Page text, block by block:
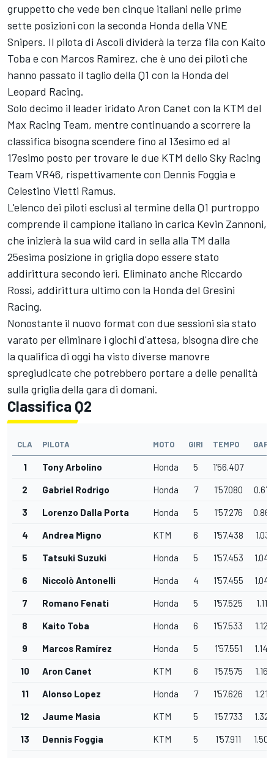
gruppetto che vede ben cinque italiani nelle prime
sette posizioni con la seconda Honda della VNE
Snipers. Il pilota di Ascoli dividerà la terza fila con Kaito
Toba e con Marcos Ramirez, che è uno dei piloti che
hanno passato il taglio della Q1 con la Honda del
Leopard Racing.
Solo decimo il leader iridato Aron Canet con la KTM del
Max Racing Team, mentre continuando a scorrere la
classifica bisogna scendere fino al 13esimo ed al
17esimo posto per trovare le due KTM dello Sky Racing
Team VR46, rispettivamente con Dennis Foggia e
Celestino Vietti Ramus.
L'elenco dei piloti esclusi al termine della Q1 purtroppo
comprende il campione italiano in carica Kevin Zannoni,
che inizierà la sua wild card in sella alla TM dalla
25esima posizione in griglia dopo essere stato
addirittura secondo ieri. Eliminato anche Riccardo
Rossi, addirittura ultimo con la Honda del Gresini
Racing.
Nonostante il nuovo format con due sessioni sia stato
varato per eliminare i giochi d'attesa, bisogna dire che
la qualifica di oggi ha visto diverse manovre
spregiudicate che potrebbero portare a delle penalità
sulla griglia della gara di domani.
Classifica Q2
CLA PILOTA MOTO GIRI TEMPO GAP
1 Tony Arbolino Honda 5 1'56.407
2 Gabriel Rodrigo Honda 7 1'57.080 0.673
3 Lorenzo Dalla Porta Honda 5 1'57.276 0.869
4 Andrea Migno KTM 6 1'57.438 1.031
5 Tatsuki Suzuki Honda 5 1'57.453 1.046
6 Niccolò Antonelli Honda 4 1'57.455 1.048
7 Romano Fenati Honda 5 1'57.525 1.118
8 Kaito Toba Honda 6 1'57.533 1.126
9 Marcos Ramírez Honda 5 1'57.551 1.144
10 Aron Canet KTM 6 1'57.575 1.168
11 Alonso Lopez Honda 7 1'57.626 1.219
12 Jaume Masia KTM 5 1'57.733 1.326
13 Dennis Foggia KTM 5 1'57.911 1.504